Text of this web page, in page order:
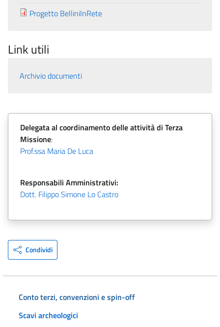
Progetto BelliniInRete
Link utili
Archivio documenti
Delegata al coordinamento delle attività di Terza
Missione:
Prof.ssa Maria De Luca
Responsabili Amministrativi:
Dott. Filippo Simone Lo Castro
Condividi
Conto terzi, convenzioni e spin-off
Scavi archeologici